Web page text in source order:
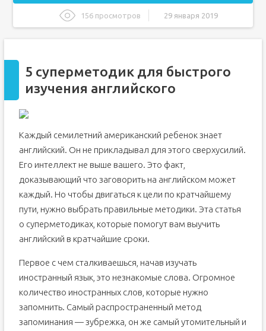
156 просмотров 29 января 2019
«Полиглот» Дмитрия Петрова
Метод Драгункина
Rosetta Stone
Метод Мюллера
Метод Франка
Методика Гуннемарка
Методы изучения английского языка: разбор
популярных авторских методик и советы по выбору
Классические способы обучения
Изучение языка в группе
Самостоятельное обучение
Методы изучения английского языка от опытных
Метод Пимслера
5 суперметодик для быстрого
изучения английского
Каждый семилетний американский ребенок знает
английский. Он не прикладывал для этого сверхусилий.
Его интеллект не выше вашего. Это факт,
доказывающий что заговорить на английском может
каждый. Но чтобы двигаться к цели по кратчайшему
пути, нужно выбрать правильные методики. Эта статья
о суперметодиках, которые помогут вам выучить
английский в кратчайшие сроки.
Первое с чем сталкиваешься, начав изучать
иностранный язык, это незнакомые слова. Огромное
количество иностранных слов, которые нужно
запомнить. Самый распространенный метод
запоминания — зубрежка, он же самый утомительный и